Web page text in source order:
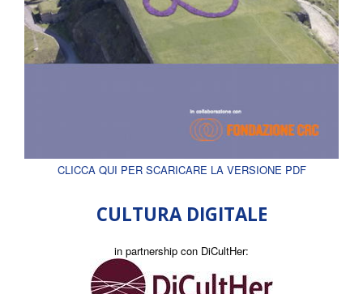
CLICCA QUI PER SCARICARE LA VERSIONE PDF
CULTURA DIGITALE
in partnership con DiCultHer: